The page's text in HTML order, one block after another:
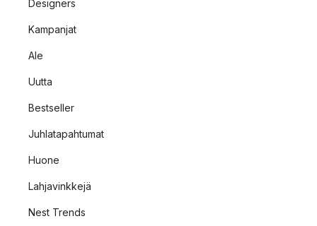
Designers
Kampanjat
Ale
Uutta
Bestseller
Juhlatapahtumat
Huone
Lahjavinkkejä
Nest Trends